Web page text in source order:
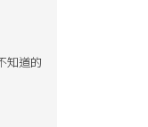
知道的